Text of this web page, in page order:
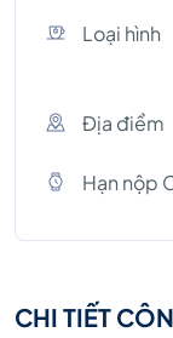
Loại hình
Địa điểm
Hạn nộp
CHI TIẾT